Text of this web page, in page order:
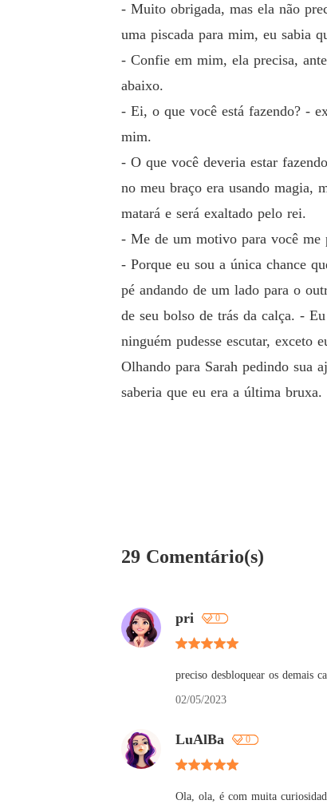
- Muito obrigada, mas ela não
uma piscada para mim, eu sabia
- Confie em mim, ela precisa,
abaixo.
- Ei, o que você está fazendo? -
mim.
- O que você deveria estar
no meu braço era usando magia,
matará e será exaltado pelo rei.
- Me de um motivo para você me
- Porque eu sou a única chance
pé andando de um lado para o
de seu bolso de trás da calça. -
ninguém pudesse escutar, exceto
Olhando para Sarah pedindo sua
saberia que eu era a última bruxa.
29 Comentário(s)
pri 0
preciso desbloquear os demais
02/05/2023
LuAlBa 0
Ola, ola, é com muita